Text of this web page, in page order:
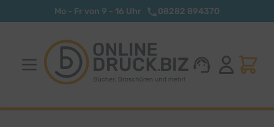
Zum Inhalt springenMo - Fr von 9 - 16 Uhr 08282 894370